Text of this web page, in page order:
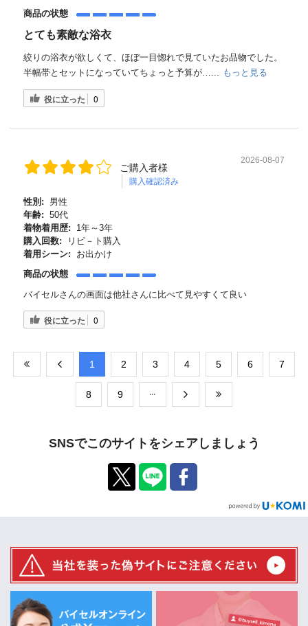
商品の状態
とても素敵な浴衣
絞りの浴衣が欲しくて、ほぼ一目惚れで見ていたお品物でした。
半幅帯とセットになっていてちょっと予算が…... もっと見る
役に立った 0
ご購入者様
購入確認済み
2026-08-07
性別:
男性
年齢: 50代
着物着用歴:
1年～3年
購入回数:
リピ－ト購入
着用シーン:
お出かけ
商品の状態
バイセルさんの画面は他社さんに比べて見やすくて良い
役に立った 0
​1 ​2 ​3 ​4 ​5 ​6 ​7
​8 ​9
SNSでこのサイトをシェアしましょう